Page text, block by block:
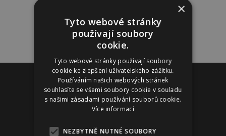
Reklama
×
Tyto webové stránky
používají soubory
cookie.
Tyto webové stránky používají soubory
cookie ke zlepšení uživatelského zážitku.
Používáním našich webových stránek
souhlasíte se všemi soubory cookie v souladu
s našimi zásadami používání souborů cookie.
Více informací
NEZBYTNĚ NUTNÉ SOUBORY